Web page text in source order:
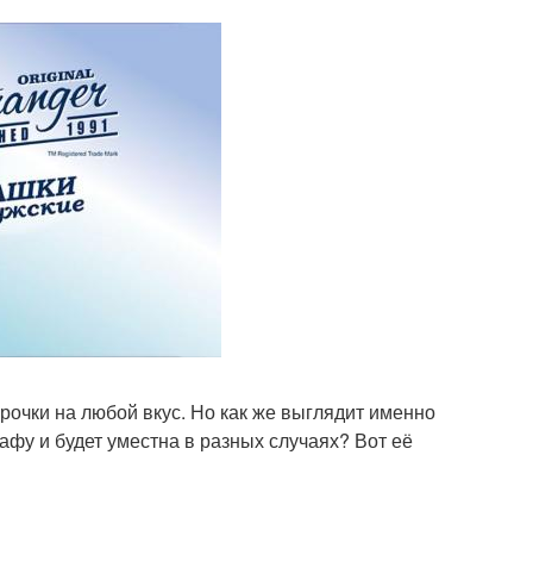
на любой вкус. Но как же выглядит именно
и будет уместна в разных случаях? Вот её